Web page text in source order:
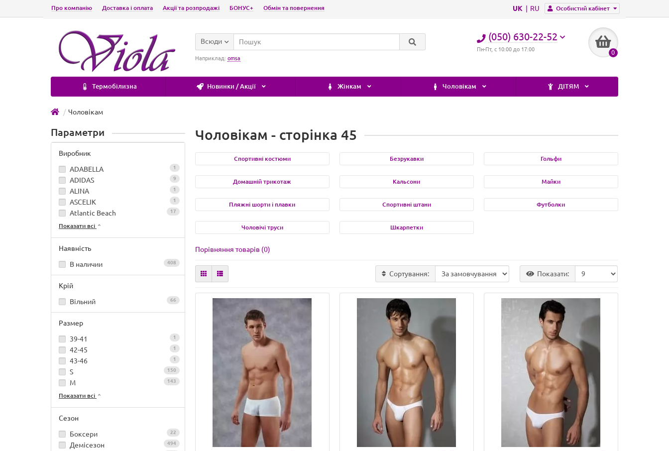
Особистий кабінет
UK RU
Про компанію Доставка і оплата Акції та розпродажі БОНУС+ Обмін та повернення
(050) 630-22-52
Пн-Пт, с 10:00 до 17:00 0
Всюди
Наприклад: omsa
Термобілизна Новинки / Акції Жінкам Чоловікам ДІТЯМ
Чоловікам
Параметри
Виробник
ADABELLA
1
ADIDAS 9
ALINA 1
ASCELIK 1
Atlantic Beach 17
Показати всі
Наявність
В наличии
408
Крій
Вільний
66
Размер
39-41
1
42-45 1
43-46 1
S 150
M 143
Показати всі
Сезон
Боксери
22
Демісезон 494
Чоловікам - сторінка 45
Спортивні костюми Безрукавки Гольфи
Домашній трикотаж Кальсони Майки
Пляжні шорти і плавки Спортивні штани Футболки
Чоловічі труси Шкарпетки
Порівняння товарів (0)
Сортування: Показати: